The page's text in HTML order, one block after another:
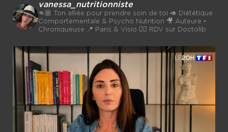
vanessa_nutritionniste
👊🏼 Ton alliée pour prendre soin de toi 🥑 Diététique
Comportementale & Psycho Nutrition 🎥 Auteure •
Chroniqueuse 📍 Paris & Visio 👉🏼 RDV sur Doctolib